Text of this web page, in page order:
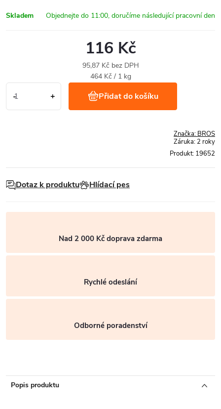
Skladem
116 Kč
95,87 Kč bez DPH
Měrná
464 Kč / 1 kg
Přidat do košíku
Značka: BROS
Záruka: 2 roky
Produkt: 19652
Dotaz k produktu Hlídací pes
Nad 2 000 Kč doprava zdarma
Rychlé odeslání
Odborné poradenství
Popis produktu